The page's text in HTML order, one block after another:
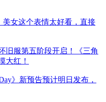
女这个表情太好看，直接
旧服第五阶段开启！《三角
大红！
》新预告预计明日发布，